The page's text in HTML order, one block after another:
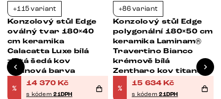
+115 variant
Konzolový stůl Edge
oválný tvar 180×40
cm keramika
Calacatta Luxe bílá
zlatá šedá kov
Titanová barva
%
14 370 Kč
s kódem21DPH
+86 variant
Konzolový stůl Edge
polygonální 180×50 cm
keramika Laminam®
Travertino Bianco
krémově bílá
Zentharo kov titanová
barva
%
15 634 Kč
s kódem21DPH